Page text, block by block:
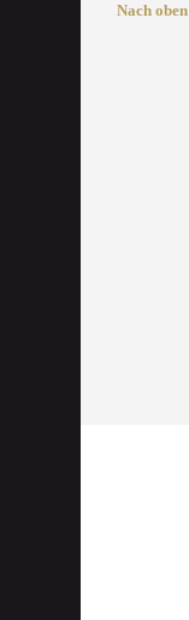
Nach oben